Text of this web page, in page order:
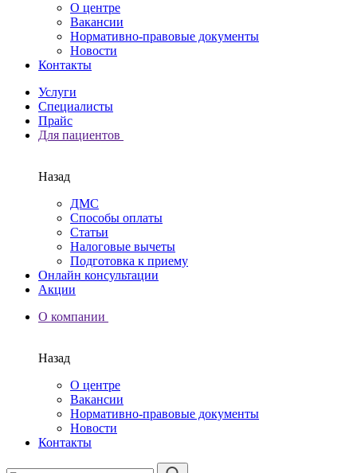
О центре
Вакансии
Нормативно-правовые документы
Новости
Контакты
Услуги
Специалисты
Прайс
Для пациентов
Назад
ДМС
Способы оплаты
Статьи
Налоговые вычеты
Подготовка к приему
Онлайн консультации
Акции
О компании
Назад
О центре
Вакансии
Нормативно-правовые документы
Новости
Контакты